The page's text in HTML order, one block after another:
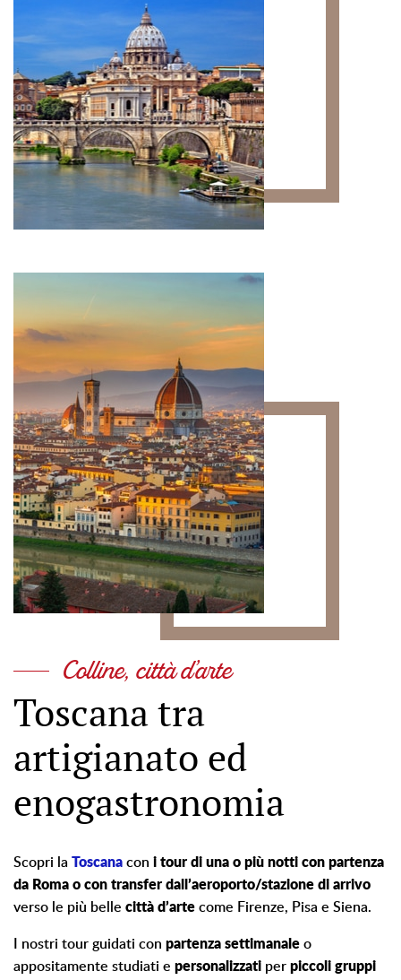
Colline, città d’arte
Toscana tra
artigianato ed
enogastronomia
Scopri la Toscana con i tour di una o più notti con partenza
da Roma o con transfer dall’aeroporto/stazione di arrivo
verso le più belle città d’arte come Firenze, Pisa e Siena.
I nostri tour guidati con partenza settimanale o
appositamente studiati e personalizzati per piccoli gruppi